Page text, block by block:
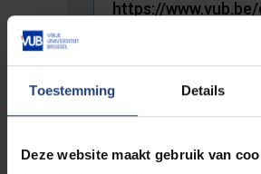
Toestemming Details
Deze website maakt gebruik van
De volledige URL van de pagina